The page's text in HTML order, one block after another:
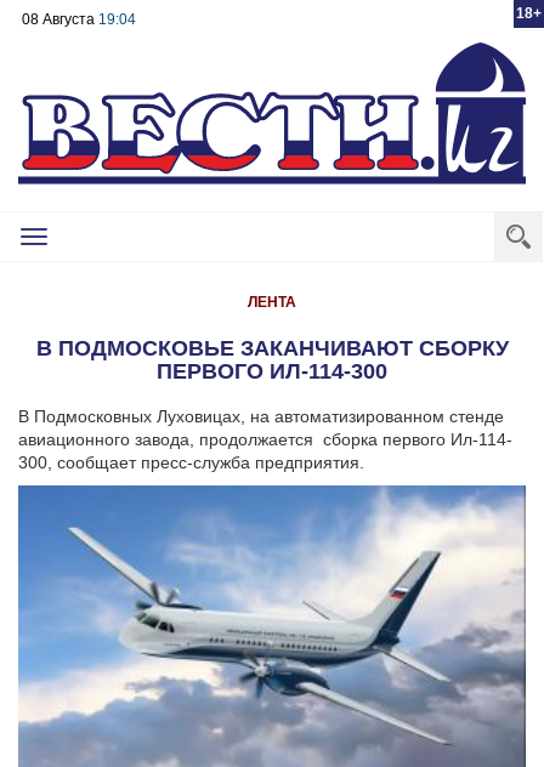
18+
08 Августа 19:04
Toggle
ЛЕНТА
В ПОДМОСКОВЬЕ ЗАКАНЧИВАЮТ СБОРКУ
ПЕРВОГО ИЛ-114-300
В Подмосковных Луховицах, на автоматизированном стенде
авиационного завода, продолжается сборка первого Ил-114-
300, сообщает пресс-служба предприятия.